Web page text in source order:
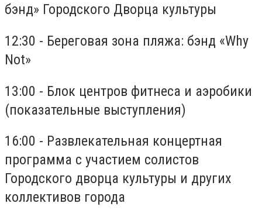
бэнд» Городского Дворца культуры
12:30 - Береговая зона пляжа: бэнд «Why
Not»
13:00 - Блок центров фитнеса и аэробики
(показательные выступления)
16:00 - Развлекательная концертная
программа с участием солистов
Городского дворца культуры и других
коллективов города